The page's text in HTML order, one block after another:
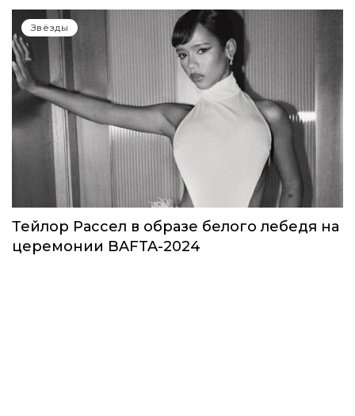
Звёзды
Тейлор Рассел в образе белого лебедя на
церемонии BAFTA-2024